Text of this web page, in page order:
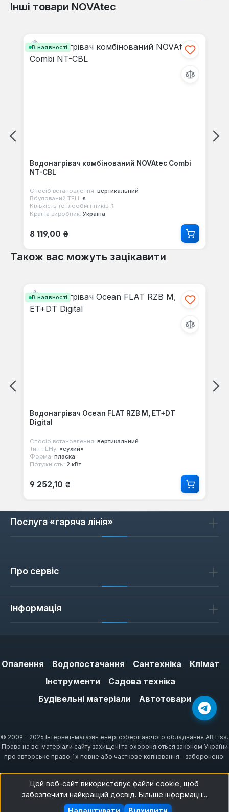
Інші товари NOVAtec
В наявності
Водонагрівач комбінований NOVAtec Combi
NT-CBL
Спосіб встановлення: вертикальний
Вбудований ТЕН: є
Кількість теплообмінників: 1
Країна виробник: Україна
Звичайна ціна:
8 119,00 ₴
Також вас можуть зацікавити
В наявності
Водонагрівач Ocean FLAT RZB M, ET+DT
Digital
Спосіб встановлення: вертикальний
Тип ТЕНу: «сухий»
Форма: пласка
Потужність: 2 кВт
Звичайна ціна:
9 252,10 ₴
Послуга «гаряча лінія»
Про сервіс
Інформація
Опалення Водопостачання Сантехніка
Клімат
Інструменти
Садова техніка
Будівельні матеріали
Автотовари
© 2009 - 2026 Інтернет-магазин енергозберігаючого обладнання ARTiss.
Права на всі матеріали сайту захищені та охороняються законом України
про авторське право, їх повне або часткове копіювання – заборонено.
Цей веб-сайт використовує файли cookie, щоб
забезпечити найкращий досвід. Більше інформації...